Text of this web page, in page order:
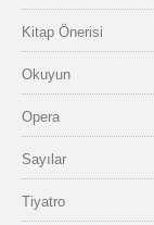
Kitap Önerisi
Okuyun
Opera
Sayılar
Tiyatro